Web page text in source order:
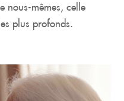
nous-mêmes, celle
plus profonds.